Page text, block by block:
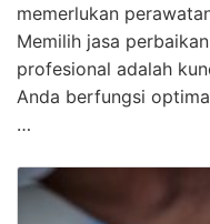
memerlukan
Memilih jasa
profesional adalah
Anda berfungsi
…